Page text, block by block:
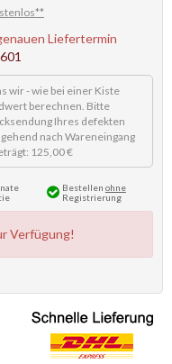
Liefertermin
wir - wie bei einer Kiste
berechnen. Bitte
Ihres defekten
nach Wareneingang
125,00 €
Bestellen ohne
Registrierung
Verfügung!